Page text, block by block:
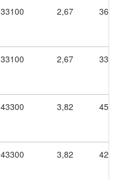
33100 2,67 3670
33100 2,67 3320
43300 3,82 4510
43300 3,82 4270